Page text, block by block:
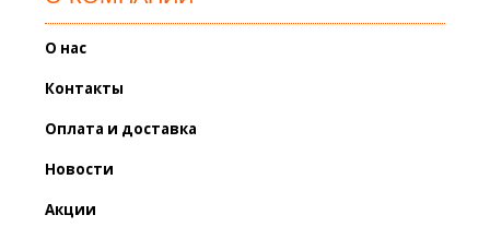
О нас
Контакты
Оплата и доставка
Новости
Акции